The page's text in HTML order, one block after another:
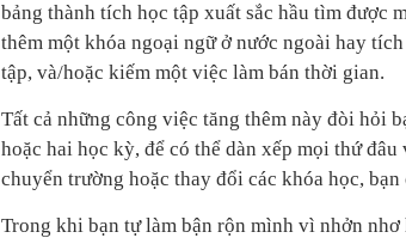
bảng thành tích học tập xuất sắc hầu tìm được
thêm một khóa ngoại ngữ ở nước ngoài hay
tập, và/hoặc kiếm một việc làm bán thời gian.
Tất cả những công việc tăng thêm này đòi hỏi
hoặc hai học kỳ, để có thể dàn xếp mọi thứ
chuyển trường hoặc thay đổi các khóa học,
Trong khi bạn tự làm bận rộn mình vì nhởn